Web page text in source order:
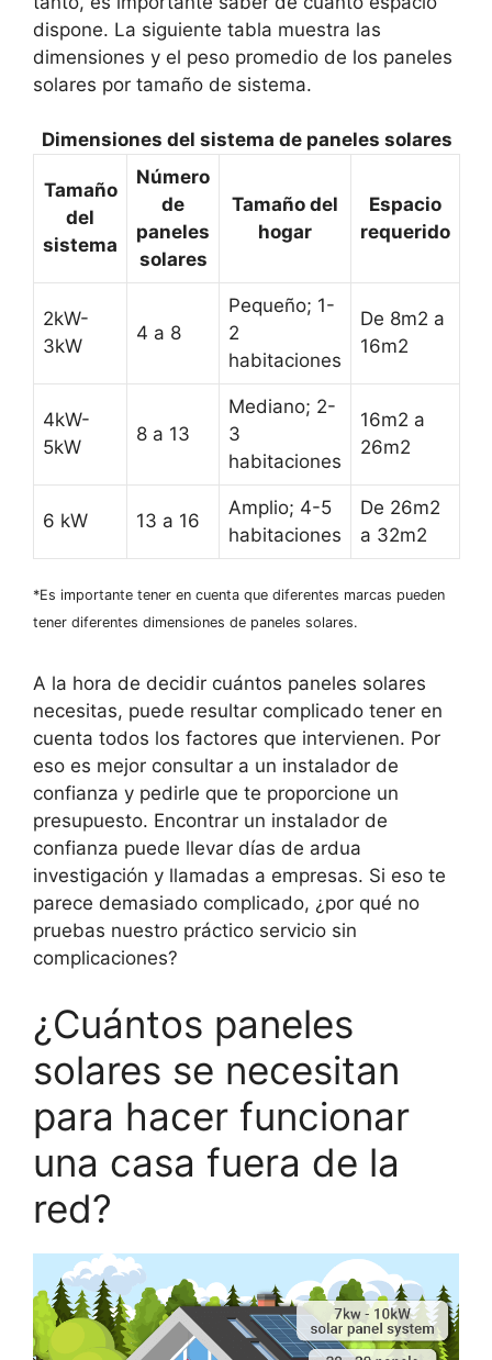
dispone. La siguiente tabla muestra las
dimensiones y el peso promedio de los paneles
solares por tamaño de sistema.
Dimensiones del sistema de paneles solares
Tamaño
del
sistema
Número
de
paneles
solares
Tamaño del
hogar
Espacio
requerido
2kW-
3kW
4 a 8
Pequeño; 1-
2
habitaciones
De 8m2 a
16m2
4kW-
5kW
8 a 13
Mediano; 2-
3
habitaciones
16m2 a
26m2
6 kW 13 a 16
Amplio; 4-5
habitaciones
De 26m2
a 32m2
*Es importante tener en cuenta que diferentes marcas pueden
tener diferentes dimensiones de paneles solares.
A la hora de decidir cuántos paneles solares
necesitas, puede resultar complicado tener en
cuenta todos los factores que intervienen. Por
eso es mejor consultar a un instalador de
confianza y pedirle que te proporcione un
presupuesto. Encontrar un instalador de
confianza puede llevar días de ardua
investigación y llamadas a empresas. Si eso te
parece demasiado complicado, ¿por qué no
pruebas nuestro práctico servicio sin
complicaciones?
¿Cuántos paneles
solares se necesitan
para hacer funcionar
una casa fuera de la
red?